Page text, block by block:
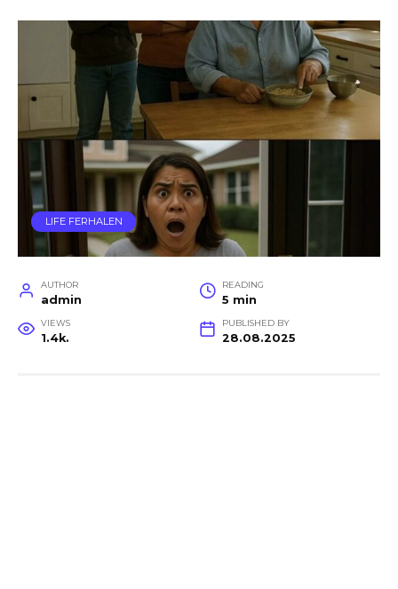
LIFE FERHALEN
AUTHOR
admin
READING
5 min
VIEWS
1.4k.
PUBLISHED BY
28.08.2025